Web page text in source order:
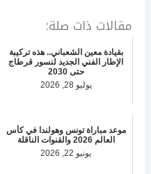
مقالات ذات صلة:
بقيادة معين الشعباني.. هذه تركيبة
الإطار الفني الجديد لنسور قرطاج
حتى 2030
يوليو 28, 2026
موعد مباراة تونس وهولندا في كأس
العالم 2026 والقنوات الناقلة
يونيو 22, 2026